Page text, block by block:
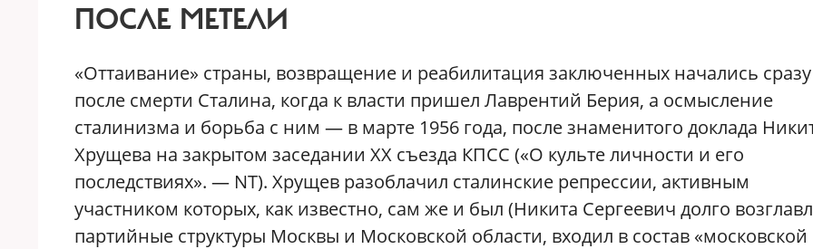
ПОСЛЕ МЕТЕЛИ
«Оттаивание» страны, возвращение и реабилитация заключенных начались сразу
после смерти Сталина, когда к власти пришел Лаврентий Берия, а осмысление
сталинизма и борьба с ним — в марте 1956 года, после знаменитого доклада
Хрущева на закрытом заседании XX съезда КПСС («О культе личности и его
последствиях». — NT). Хрущев разоблачил сталинские репрессии, активным
участником которых, как известно, сам же и был (Никита Сергеевич долго
партийные структуры Москвы и Московской области, входил в состав «московской